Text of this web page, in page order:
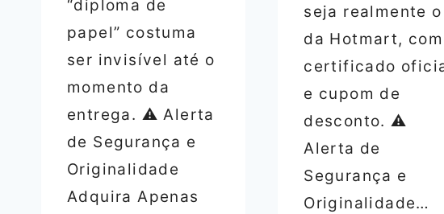
“diploma de
papel” costuma
ser invisível até o
momento da
entrega. ⚠️ Alerta
de Segurança e
Originalidade
Adquira Apenas
seja realmente o
da Hotmart, com
certificado
e cupom de
desconto. ⚠️
Alerta de
Segurança e
Originalidade…